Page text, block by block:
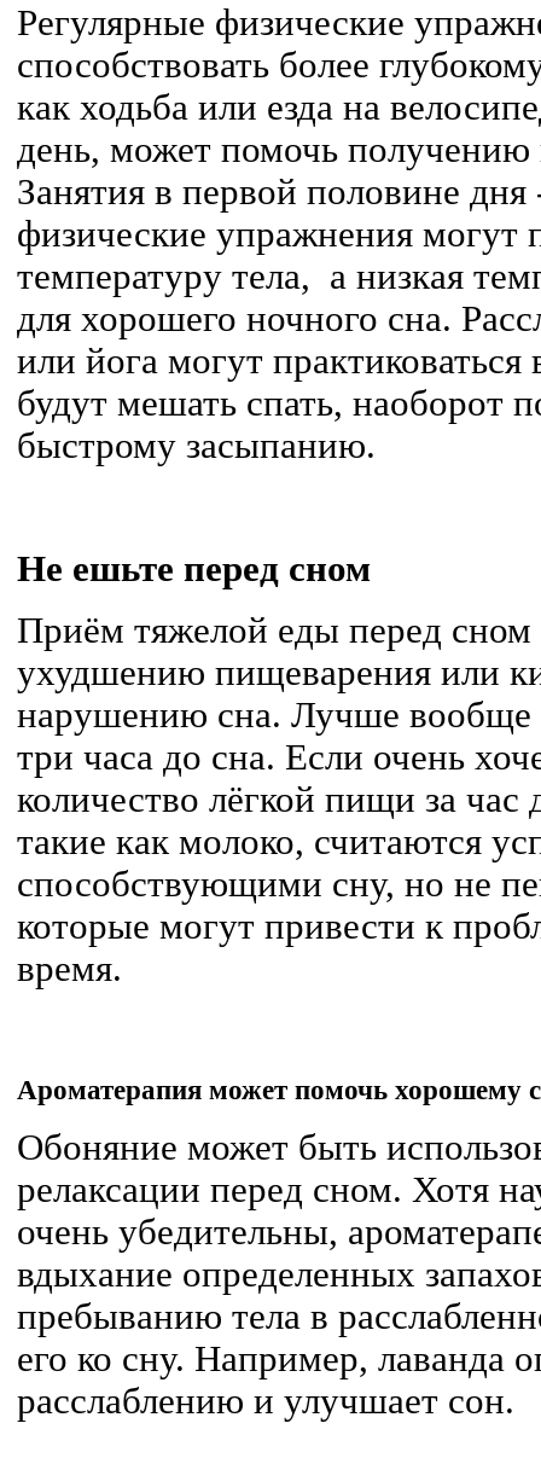
Регулярные физические
способствовать более
как ходьба или езда на
день, может помочь получению
Занятия в первой половине
физические упражнения
температуру тела, а низкая
для хорошего ночного сна.
или йога могут
будут мешать спать, наоборот
быстрому засыпанию.
Не ешьте перед сном
Приём тяжелой еды перед
ухудшению пищеварения или
нарушению сна. Лучше вообще
три часа до сна. Если очень
количество лёгкой пищи за
такие как молоко, считаются
способствующими сну, но не
которые могут привести к
время.
Ароматерапия может помочь хорошему
Обоняние может быть
релаксации перед сном. Хотя
очень убедительны,
вдыхание определенных
пребыванию тела в
его ко сну. Например, лаванда
расслаблению и улучшает сон.